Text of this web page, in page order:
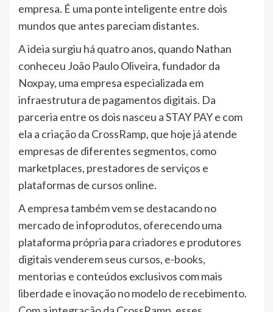
empresa. É uma ponte inteligente entre dois
mundos que antes pareciam distantes.
A ideia surgiu há quatro anos, quando Nathan
conheceu João Paulo Oliveira, fundador da
Noxpay, uma empresa especializada em
infraestrutura de pagamentos digitais. Da
parceria entre os dois nasceu a STAY PAY e com
ela a criação da CrossRamp, que hoje já atende
empresas de diferentes segmentos, como
marketplaces, prestadores de serviços e
plataformas de cursos online.
A empresa também vem se destacando no
mercado de infoprodutos, oferecendo uma
plataforma própria para criadores e produtores
digitais venderem seus cursos, e-books,
mentorias e conteúdos exclusivos com mais
liberdade e inovação no modelo de recebimento.